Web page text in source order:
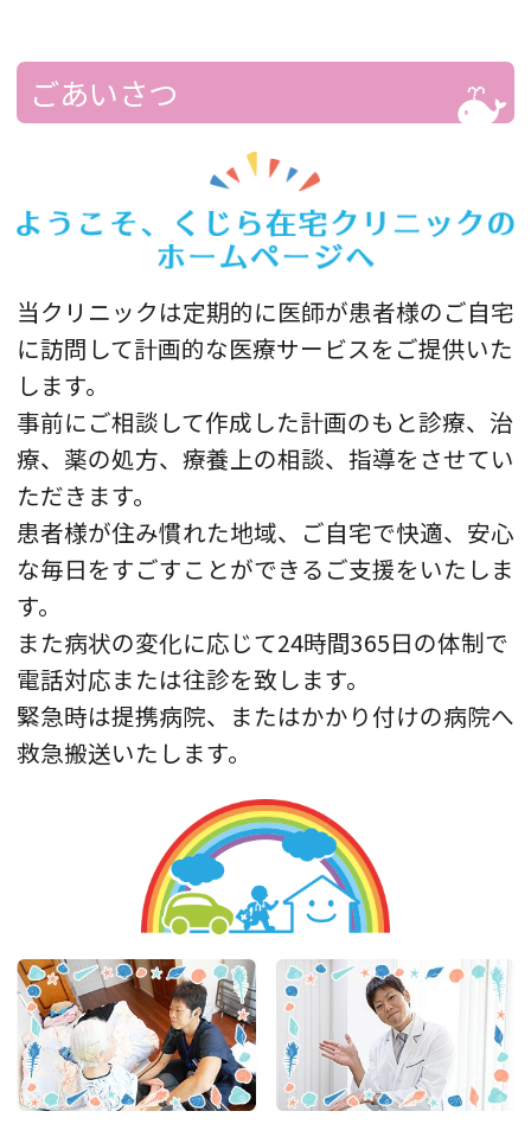
コロナワクチン接種後・翌日の注意点は？ 発
熱がみられた場合の対応は？
コロナワクチン副反応（発熱や頭痛、倦怠感な
ど）は、接種翌日がもっとも多くみられます。
それでは実際に、ワクチン接種した後に発熱し
た場合にはどういった対応をすればいいのでし
ょうか。解熱剤の内服は何を飲めばいいのでし
ょうか？ワ…
コロナワクチン接種当日のチェックポイント
新型コロナウイルス感染症（COVID-19感染
症）のワクチン接種が、医療従事者、高齢者の
接種が進み徐々に一般の方々の接種も始まる準
備が整ってきています。 高齢者よりも若年者の
当院は「医療法人社団青空ホームクリニック
くじら在宅クリニック」から「医療法人社団
正青会 くじら在宅クリニック」に名称が変更
柏木宏幸先生のクリニック新規開業のお
当院の常勤医師の柏木宏幸先生が退職され、
池袋ふくろう内視鏡クリニックを開業されま
した。
豊島区での地域医療に貢献できますようお互
いに切磋琢磨してまいります。
池袋ふくろう内視鏡クリニック≫
新任医師のご案内
勤務医師が増えました。誠意ある診療を心が
けてまいります。
引き続きよろしくお願いいたします。
医師紹介ページ≫
豊島区認知症支援講座について
2022年9月16日(金)豊島区民の方々を対象、講
演会を行いました。
認知症のことをご理解いただき、どのように
関わっていくのかを具体例を交えて発表させ
ていただきました。
認知症のケアでお困りのご家族さま、患者さ
まはご相談ください。
新任医師のご紹介
2021年12月より大月万世先生が赴任されまし
ごあいさつ
当クリニックは定期的に医師が患者様のご自宅
に訪問して計画的な医療サービスをご提供いた
します。
事前にご相談して作成した計画のもと診療、治
療、薬の処方、療養上の相談、指導をさせてい
ただきます。
患者様が住み慣れた地域、ご自宅で快適、安心
な毎日をすごすことができるご支援をいたしま
す。
また病状の変化に応じて24時間365日の体制で
電話対応または往診を致します。
緊急時は提携病院、またはかかり付けの病院へ
救急搬送いたします。